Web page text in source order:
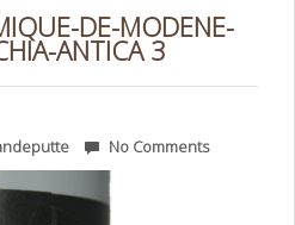
DE-MODENE-
ANTICA 3
No Comments